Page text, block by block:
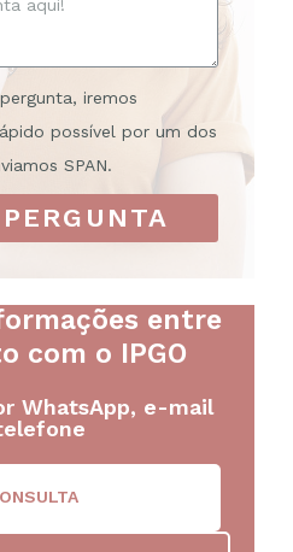
iremos
possível por um dos
SPAN.
entre
com o IPGO
WhatsApp, e-mail